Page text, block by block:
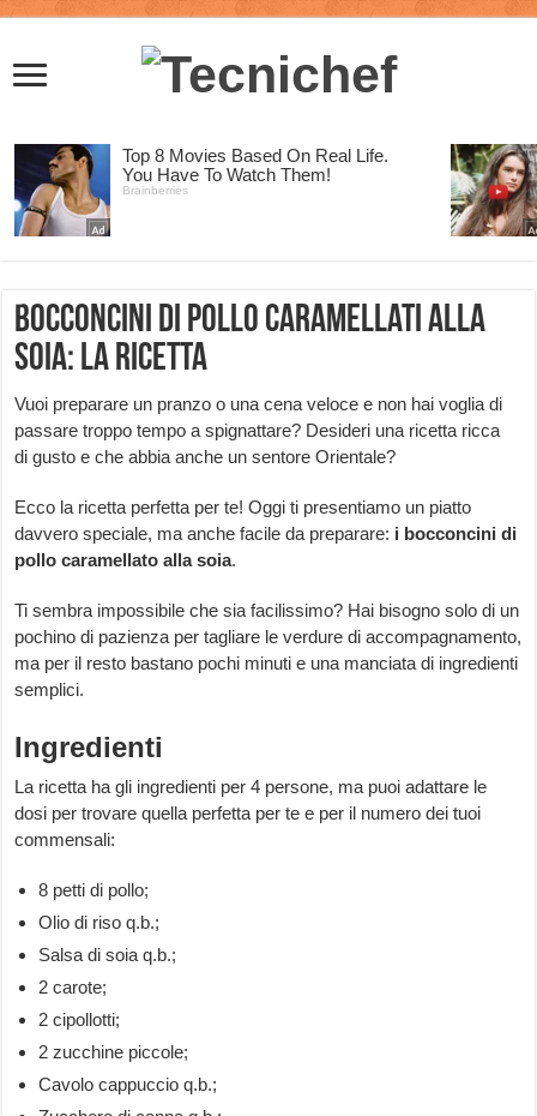
Bocconcini di pollo caramellati alla
soia: la ricetta
Vuoi preparare un pranzo o una cena veloce e non hai voglia di
passare troppo tempo a spignattare? Desideri una ricetta ricca
di gusto e che abbia anche un sentore Orientale?
Ecco la ricetta perfetta per te! Oggi ti presentiamo un piatto
davvero speciale, ma anche facile da preparare: i bocconcini di
pollo caramellato alla soia.
Ti sembra impossibile che sia facilissimo? Hai bisogno solo di un
pochino di pazienza per tagliare le verdure di accompagnamento,
ma per il resto bastano pochi minuti e una manciata di ingredienti
semplici.
Ingredienti
La ricetta ha gli ingredienti per 4 persone, ma puoi adattare le
dosi per trovare quella perfetta per te e per il numero dei tuoi
commensali:
8 petti di pollo;
Olio di riso q.b.;
Salsa di soia q.b.;
2 carote;
2 cipollotti;
2 zucchine piccole;
Cavolo cappuccio q.b.;